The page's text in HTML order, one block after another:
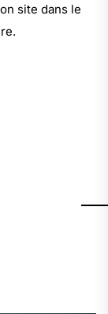
site dans le